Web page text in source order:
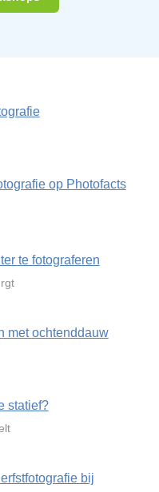
op Photofacts
te fotograferen
met ochtenddauw
statief?
bij